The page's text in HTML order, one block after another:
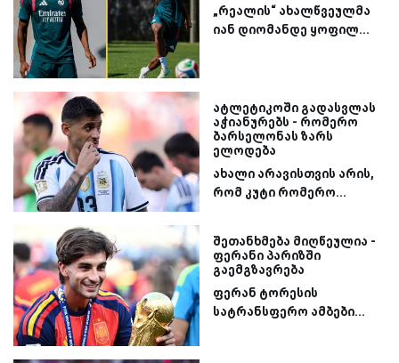
„რეალის“ ახალწვეულმა
იან დიომანდე ყოფილ...
ატლეტიკოში გადასვლას
აჭიანურებს - რომერო
ბარსელონას ზარს
ელოდება
ახალი არავისთვის არის,
რომ კუტი რომერო...
შეთანხმება მიღწეულია -
ფერანი პარიზში
გაემგზავრება
ფერან ტორესის
სატრანსფერო ამბები...